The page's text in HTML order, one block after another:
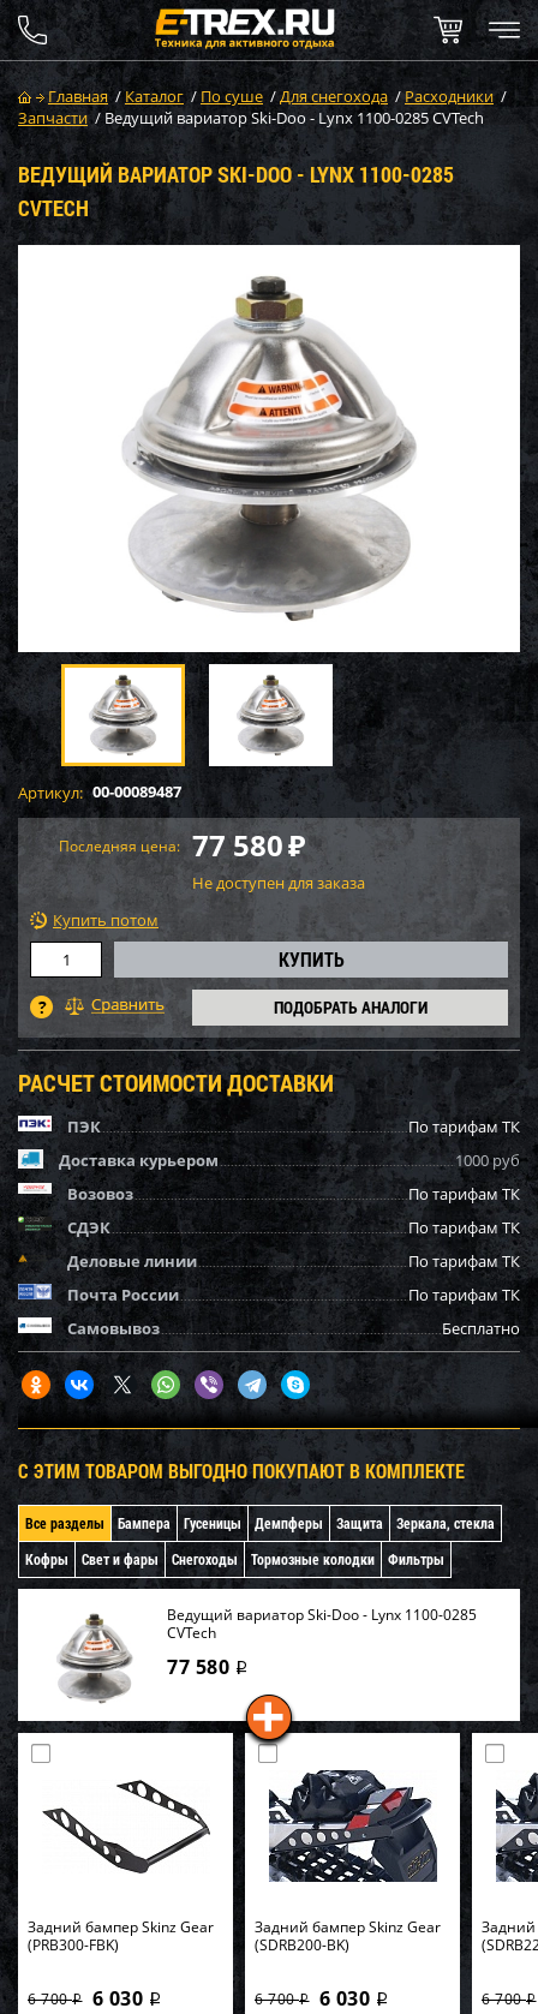
Главная / Каталог / По суше /Для снегохода /Расходники /
Запчасти / Ведущий вариатор Ski-Doo - Lynx 1100-0285 CVTech
ВЕДУЩИЙ ВАРИАТОР SKI-DOO - LYNX 1100-0285
CVTECH
Артикул: 00-00089487
Последняя цена: 77 580₽
Не доступен для заказа
Купить потом
ПОДОБРАТЬ АНАЛОГИ
РАСЧЕТ СТОИМОСТИ ДОСТАВКИ
ПЭК
По тарифам ТК
Доставка курьером
1000 руб
Возовоз
По тарифам ТК
СДЭК
По тарифам ТК
Деловые линии
По тарифам ТК
Почта России
По тарифам ТК
Самовывоз
Бесплатно
С ЭТИМ ТОВАРОМ ВЫГОДНО ПОКУПАЮТ В КОМПЛЕКТЕ
Все разделы Бампера Гусеницы Демпферы Защита
Зеркала, стекла
Кофры
Свет и фары Снегоходы Тормозные колодки Фильтры
Ведущий вариатор Ski-Doo - Lynx 1100-0285
CVTech
77 580 i
Задний бампер Skinz Gear
(PRB300-FBK)
6 700i 6 030 i
Задний бампер Skinz Gear
(SDRB200-BK)
6 700i 6 030 i
Задний
6 700i